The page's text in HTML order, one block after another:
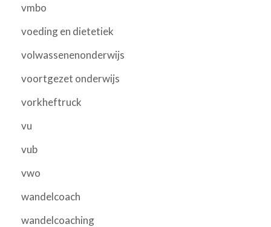
vmbo
voeding en dietetiek
volwassenenonderwijs
voortgezet onderwijs
vorkheftruck
vu
vub
vwo
wandelcoach
wandelcoaching